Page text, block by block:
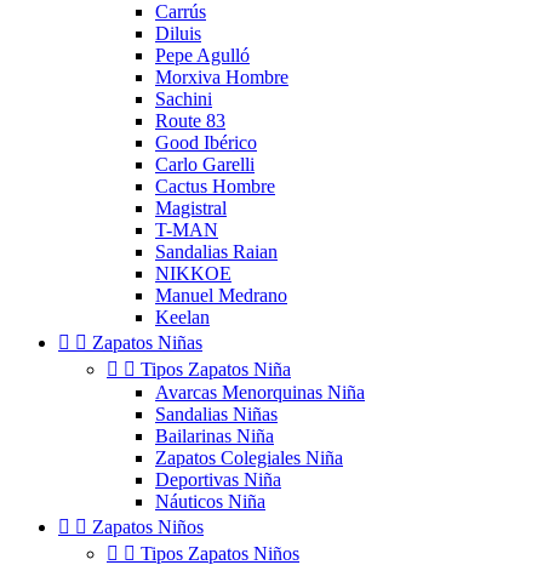
Carrús
Diluis
Pepe Agulló
Morxiva Hombre
Sachini
Route 83
Good Ibérico
Carlo Garelli
Cactus Hombre
Magistral
T-MAN
Sandalias Raian
NIKKOE
Manuel Medrano
Keelan
  Zapatos Niñas
  Tipos Zapatos Niña
Avarcas Menorquinas Niña
Sandalias Niñas
Bailarinas Niña
Zapatos Colegiales Niña
Deportivas Niña
Náuticos Niña
  Zapatos Niños
  Tipos Zapatos Niños